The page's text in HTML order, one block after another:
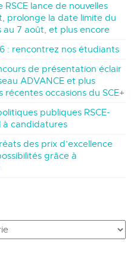
lance de nouvelles
prolonge la date limite du
7 août, et plus encore
: rencontrez nos étudiants
de présentation éclair
ADVANCE et plus
occasions du SCE+
publiques RSCE-
à candidatures
des prix d’excellence
grâce à